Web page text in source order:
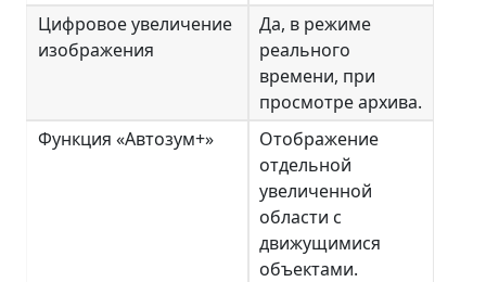
Цифровое увеличение
изображения
Да, в режиме
реального
времени, при
просмотре архива.
Функция «Автозум+»
Отображение
отдельной
увеличенной
области с
движущимися
объектами.